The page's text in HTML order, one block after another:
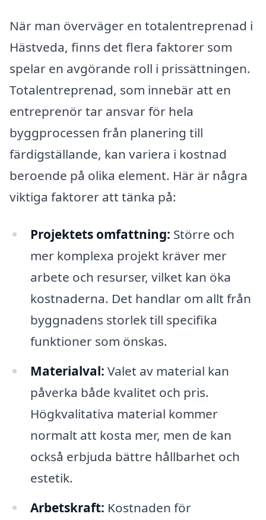
När man överväger en totalentreprenad i
Hästveda, finns det flera faktorer som
spelar en avgörande roll i prissättningen.
Totalentreprenad, som innebär att en
entreprenör tar ansvar för hela
byggprocessen från planering till
färdigställande, kan variera i kostnad
beroende på olika element. Här är några
viktiga faktorer att tänka på:
Projektets omfattning: Större och
mer komplexa projekt kräver mer
arbete och resurser, vilket kan öka
kostnaderna. Det handlar om allt från
byggnadens storlek till specifika
funktioner som önskas.
Materialval: Valet av material kan
påverka både kvalitet och pris.
Högkvalitativa material kommer
normalt att kosta mer, men de kan
också erbjuda bättre hållbarhet och
estetik.
Arbetskraft: Kostnaden för